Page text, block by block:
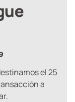
el 25
a